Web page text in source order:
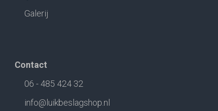
Galerij
Contact
06 - 485 424 32
info@luikbeslagshop.nl